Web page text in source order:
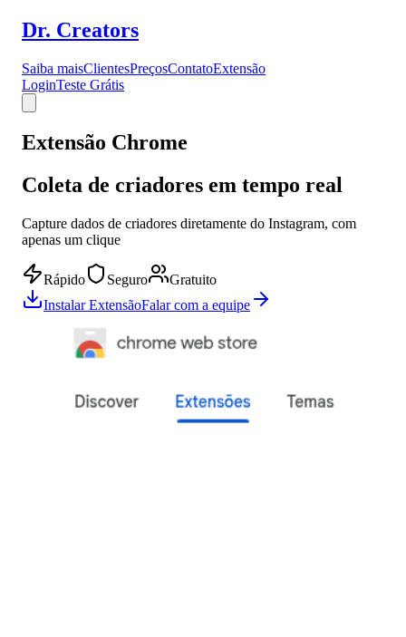
Dr. Creators
Saiba maisClientesPreçosContatoExtensão
LoginTeste Grátis
Extensão Chrome
Coleta de criadores em tempo real
Capture dados de criadores diretamente do Instagram, com
apenas um clique
Rápido Seguro
Gratuito
Instalar ExtensãoFalar com a equipe